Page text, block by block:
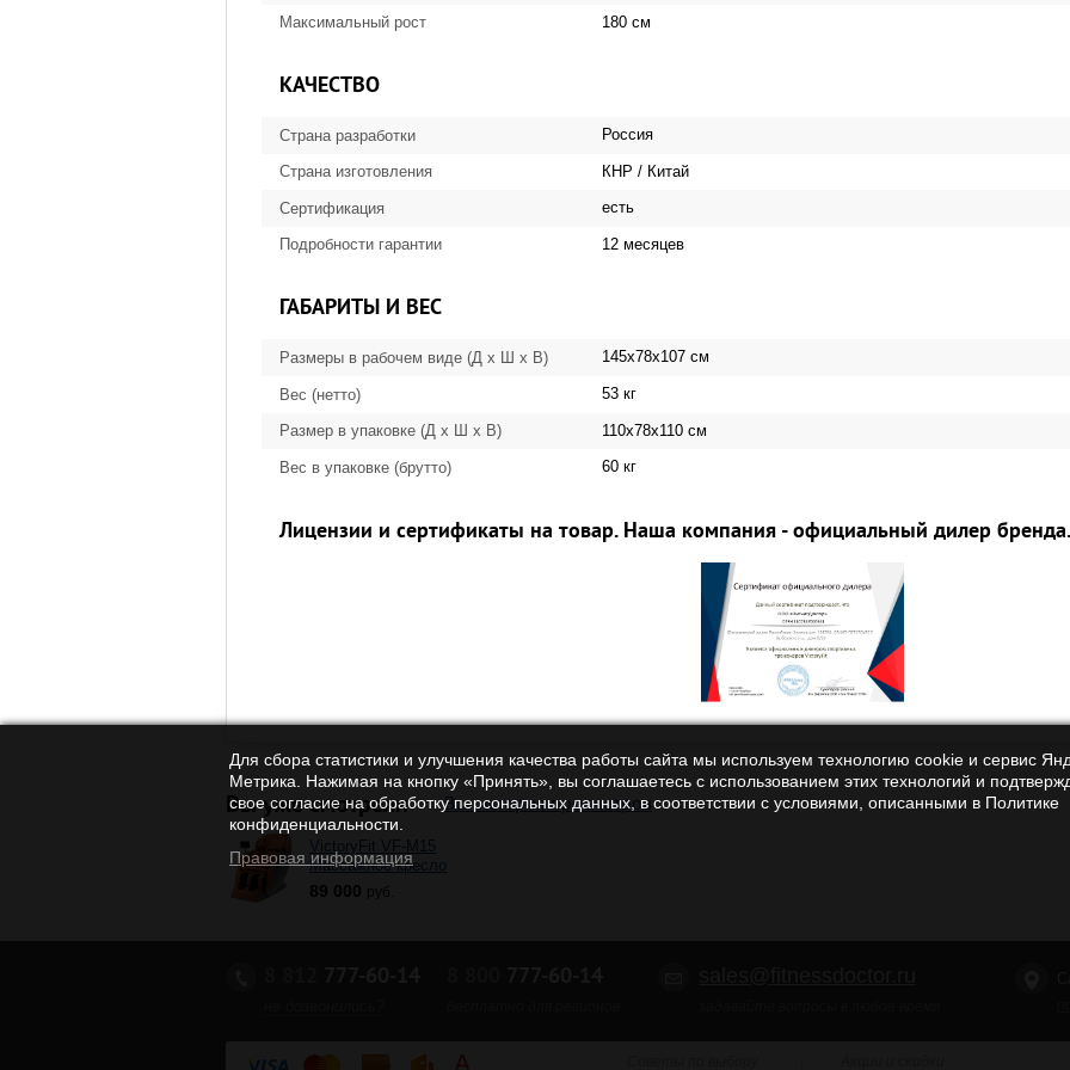
Максимальный рост 180 см
КАЧЕСТВО
Страна разработки Россия
Страна изготовления КНР / Китай
Сертификация есть
Подробности гарантии 12 месяцев
ГАБАРИТЫ И ВЕС
Размеры в рабочем виде (Д х Ш х В) 145x78x107 см
Вес (нетто) 53 кг
Размер в упаковке (Д х Ш х В) 110x78x110 см
Вес в упаковке (брутто) 60 кг
Лицензии и сертификаты на товар. Наша компания - официальный дилер бренда.
Вы уже смотрели Вся история просмотров
VictoryFit VF-M15
Массажное кресло
89 000 руб.
Для сбора статистики и улучшения качества работы сайта мы используем технологию cookie и сервис
Метрика. Нажимая на кнопку «Принять», вы соглашаетесь с использованием этих технологий и
свое согласие на обработку персональных данных, в соответствии с условиями, описанными в Политике
конфиденциальности.
Правовая информация